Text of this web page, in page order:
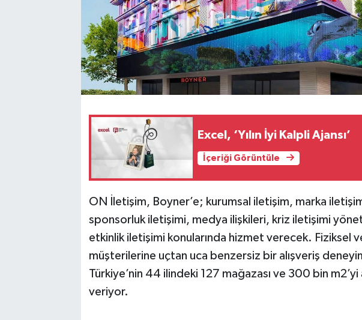
Excel, ‘Yılın İyi Kalpli Ajansı’
İçeriği Görüntüle
ON İletişim, Boyner’e; kurumsal iletişim, marka
sponsorluk iletişimi, medya ilişkileri, kriz iletişimi
etkinlik iletişimi konularında hizmet verecek. Fiziksel
müşterilerine uçtan uca benzersiz bir alışveriş
Türkiye’nin 44 ilindeki 127 mağazası ve 300 bin m2’yi
veriyor.